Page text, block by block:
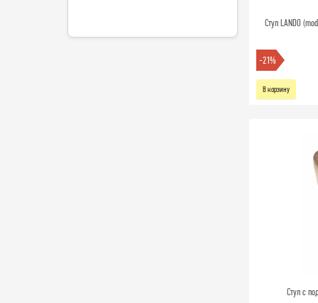
Стул LANDO
-21%
В корзину
Стул с